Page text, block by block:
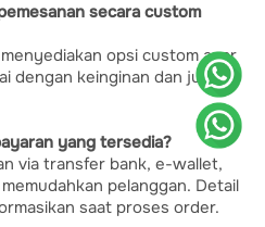
secara custom
opsi custom agar
dengan keinginan dan juga
yang tersedia?
via transfer bank, e-wallet,
pelanggan. Detail
saat proses order.